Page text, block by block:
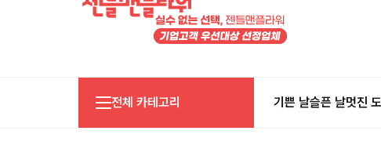
전체 카테고리 기쁜 날슬픈 날멋진